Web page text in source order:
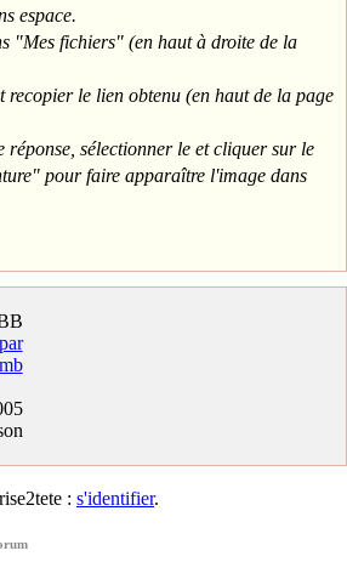
espace.
"Mes fichiers" (en haut à droite de la
recopier le lien obtenu (en haut de la page
réponse, sélectionner le et cliquer sur le
pour faire apparaître l'image dans
: s'identifier.